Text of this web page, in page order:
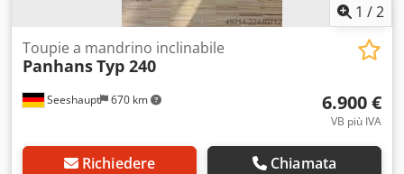
1 /2
Seeshaupt 670 km
Toupie a mandrino inclinabile
PanhansTyp 240
6.900 €
VB più IVA
Richiedere Chiamata